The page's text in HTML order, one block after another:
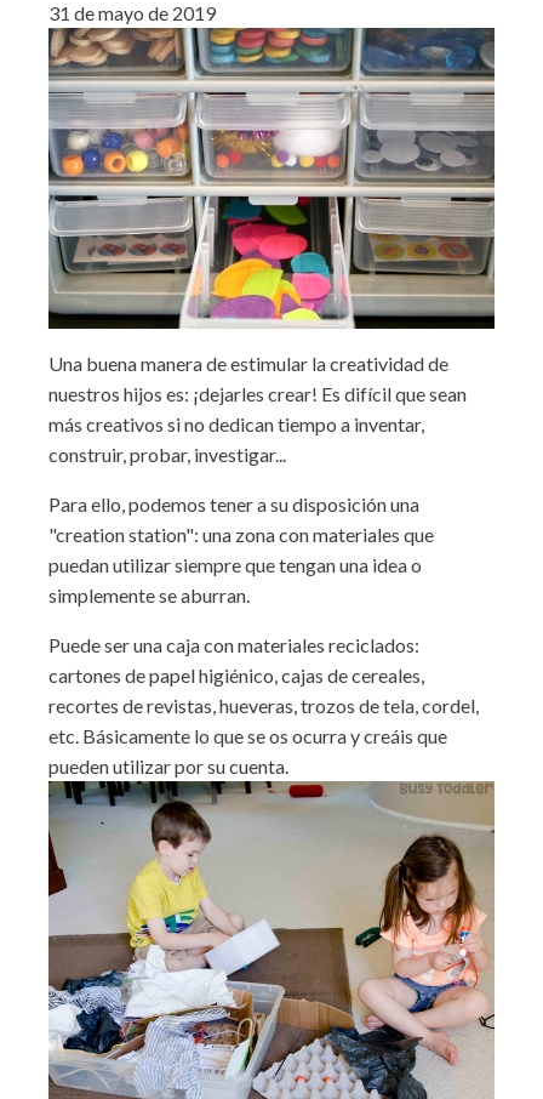
31 de mayo de 2019
Una buena manera de estimular la creatividad de
nuestros hijos es: ¡dejarles crear! Es difícil que sean
más creativos si no dedican tiempo a inventar,
construir, probar, investigar...
Para ello, podemos tener a su disposición una
"creation station": una zona con materiales que
puedan utilizar siempre que tengan una idea o
simplemente se aburran.
Puede ser una caja con materiales reciclados:
cartones de papel higiénico, cajas de cereales,
recortes de revistas, hueveras, trozos de tela, cordel,
etc. Básicamente lo que se os ocurra y creáis que
pueden utilizar por su cuenta.